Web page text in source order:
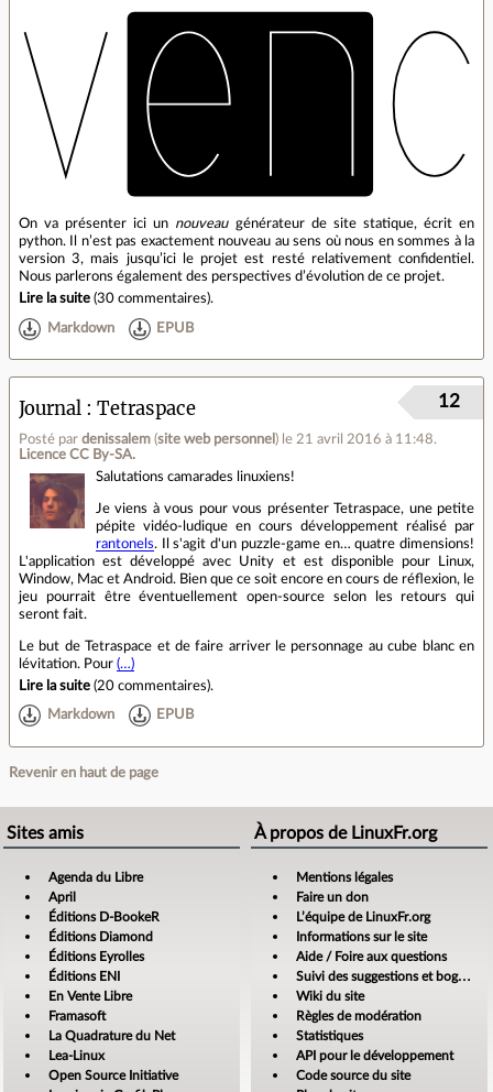
On va présenter ici un nouveaugénérateur de site statique, écrit en
python. Il n’est pas exactement nouveau au sens où nous en sommes à la
version 3, mais jusqu’ici le projet est resté relativement confidentiel.
Nous parlerons également des perspectives d’évolution de ce projet.
Lire la suite (30 commentaires).
Markdown EPUB
Journal Tetraspace
Posté par denissalem (site web personnel ) le 21 avril 2016 à 11:48.
Licence CC By‑SA.
12
Salutations camarades linuxiens!
Je viens à vous pour vous présenter Tetraspace, une petite
pépite vidéo-ludique en cours développement réalisé par
rantonels. Il s'agit d'un puzzle-game en… quatre dimensions!
L'application est développé avec Unity et est disponible pour Linux,
Window, Mac et Android. Bien que ce soit encore en cours de réflexion, le
jeu pourrait être éventuellement open-source selon les retours qui
seront fait.
Le but de Tetraspace et de faire arriver le personnage au cube blanc en
lévitation. Pour (…)
Lire la suite (20 commentaires).
Markdown EPUB
Revenir en haut de page
Sites amis
Agenda du Libre
April
Éditions D-BookeR
Éditions Diamond
Éditions Eyrolles
Éditions ENI
En Vente Libre
Framasoft
La Quadrature du Net
Lea-Linux
Open Source Initiative
À propos de LinuxFr.org
Mentions légales
Faire un don
L’équipe de LinuxFr.org
Informations sur le site
Aide / Foire aux questions
Suivi des suggestions et bogues
Wiki du site
Règles de modération
Statistiques
API pour le développement
Code source du site